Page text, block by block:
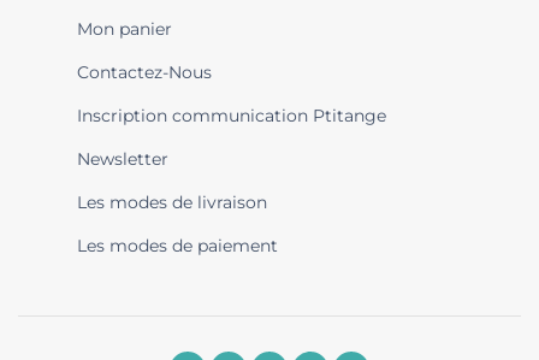
Mon panier
Contactez-Nous
Inscription communication Ptitange
Newsletter
Les modes de livraison
Les modes de paiement